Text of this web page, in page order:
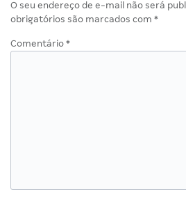
O seu endereço de e-mail não será
obrigatórios são marcados com *
Comentário *